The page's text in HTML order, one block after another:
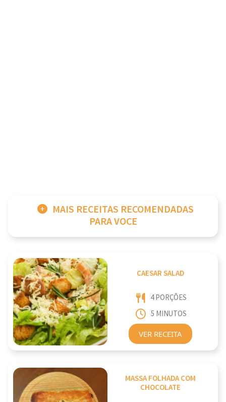
MAIS RECEITAS RECOMENDADAS
PARA VOCE
CAESAR SALAD
4 PORÇÕES
5 MINUTOS
VER RECEITA
MASSA FOLHADA COM
CHOCOLATE